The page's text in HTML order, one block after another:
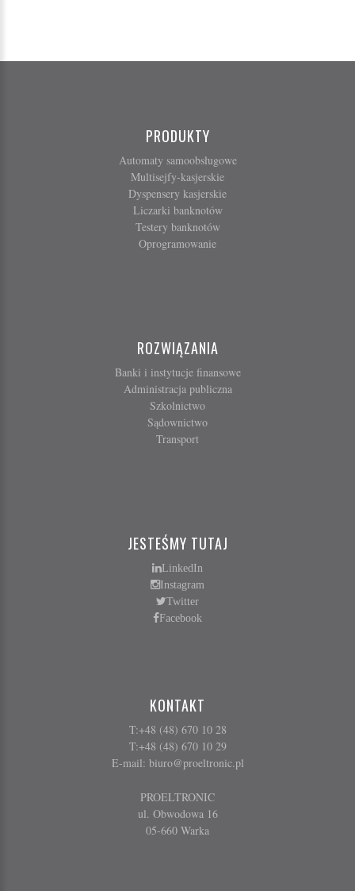
PRODUKTY
Automaty samoobsługowe
Multisejfy-kasjerskie
Dyspensery kasjerskie
Liczarki banknotów
Testery banknotów
Oprogramowanie
ROZWIĄZANIA
Banki i instytucje finansowe
Administracja publiczna
Szkolnictwo
Sądownictwo
Transport
JESTEŚMY TUTAJ
LinkedIn
Instagram
Twitter
Facebook
KONTAKT
T:+48 (48) 670 10 28
T:+48 (48) 670 10 29
E-mail: biuro@proeltronic.pl
PROELTRONIC
ul. Obwodowa 16
05-660 Warka